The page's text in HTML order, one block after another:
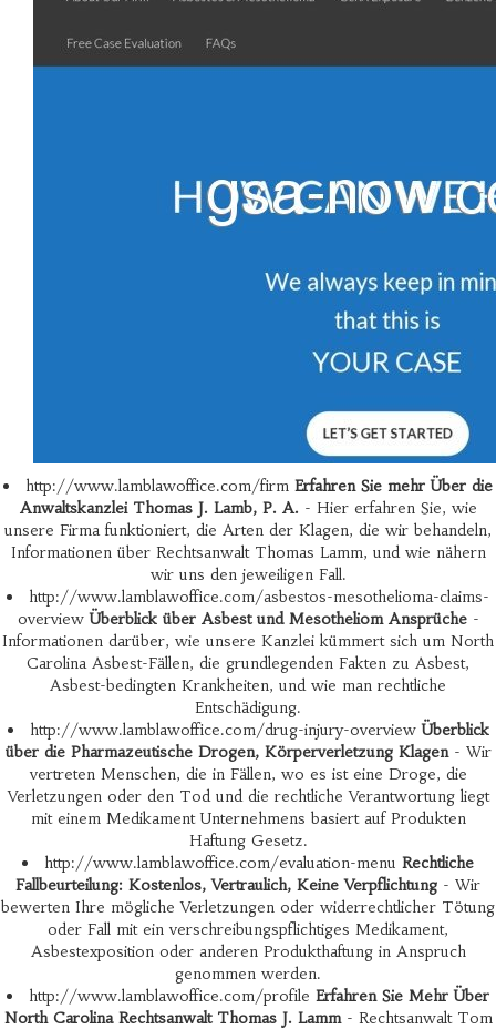
http://www.lamblawoffice.com/firm Erfahren Sie mehr Über die
Anwaltskanzlei Thomas J. Lamb, P. A. - Hier erfahren Sie, wie
unsere Firma funktioniert, die Arten der Klagen, die wir behandeln,
Informationen über Rechtsanwalt Thomas Lamm, und wie nähern
wir uns den jeweiligen Fall.
http://www.lamblawoffice.com/asbestos-mesothelioma-claims-
overviewÜberblick über Asbest und Mesotheliom Ansprüche-
Informationen darüber, wie unsere Kanzlei kümmert sich um North
Carolina Asbest-Fällen, die grundlegenden Fakten zu Asbest,
Asbest-bedingten Krankheiten, und wie man rechtliche
Entschädigung.
http://www.lamblawoffice.com/drug-injury-overviewÜberblick
über die Pharmazeutische Drogen, Körperverletzung Klagen- Wir
vertreten Menschen, die in Fällen, wo es ist eine Droge, die
Verletzungen oder den Tod und die rechtliche Verantwortung liegt
mit einem Medikament Unternehmens basiert auf Produkten
Haftung Gesetz.
http://www.lamblawoffice.com/evaluation-menu Rechtliche
Fallbeurteilung: Kostenlos, Vertraulich, Keine Verpflichtung - Wir
bewerten Ihre mögliche Verletzungen oder widerrechtlicher Tötung
oder Fall mit ein verschreibungspflichtiges Medikament,
Asbestexposition oder anderen Produkthaftung in Anspruch
genommen werden.
http://www.lamblawoffice.com/profile Erfahren Sie Mehr Über
North Carolina Rechtsanwalt Thomas J. Lamm- Rechtsanwalt Tom